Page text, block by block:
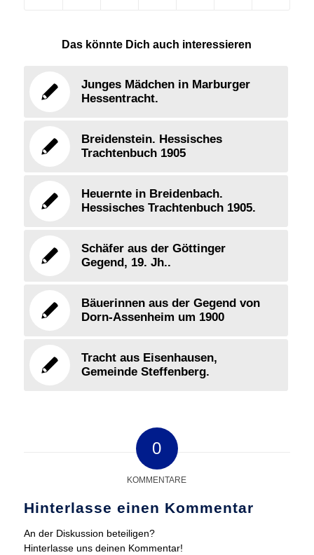
Das könnte Dich auch interessieren
Junges Mädchen in Marburger
Hessentracht.
Breidenstein. Hessisches
Trachtenbuch 1905
Heuernte in Breidenbach.
Hessisches Trachtenbuch 1905.
Schäfer aus der Göttinger
Gegend, 19. Jh..
Bäuerinnen aus der Gegend von
Dorn-Assenheim um 1900
Tracht aus Eisenhausen,
Gemeinde Steffenberg.
0
KOMMENTARE
Hinterlasse einen Kommentar
An der Diskussion beteiligen?
Hinterlasse uns deinen Kommentar!